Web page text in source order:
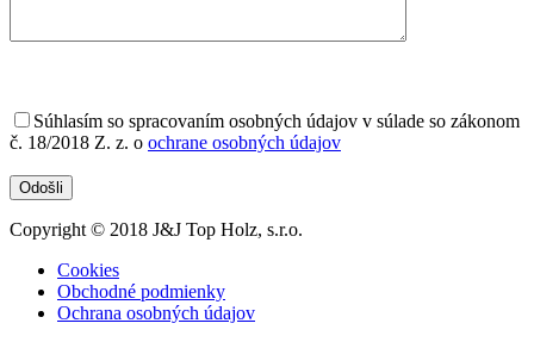
Súhlasím so spracovaním osobných údajov v súlade so zákonom
č. 18/2018 Z. z. o ochrane osobných údajov
Copyright © 2018 J&J Top Holz, s.r.o.
Cookies
Obchodné podmienky
Ochrana osobných údajov